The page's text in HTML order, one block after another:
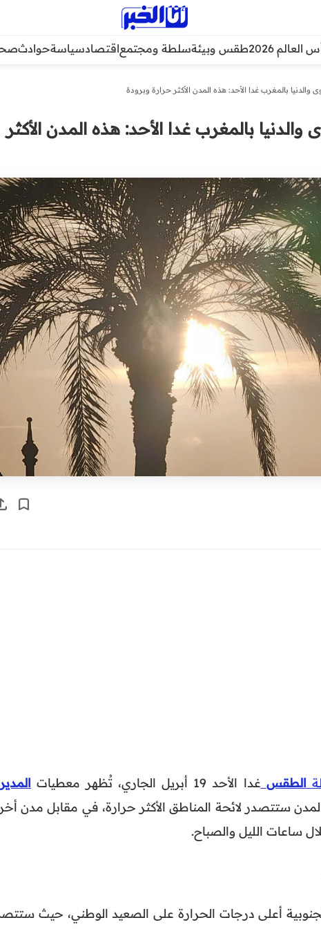
العالم 2026 طقس وبيئةسلطة ومجتمعاقتصادسياسةحوادث
والدنيا بالمغرب غدا الأحد: هذه المدن الأكثر حرارة وبرودة
بالمغرب غدا الأحد: هذه المدن الأكثر
الطقس غدا الأحد 19 أبريل الجاري، تُظهر معطيات
ستتصدر لائحة المناطق الأكثر حرارة، في مقابل مدن
ساعات الليل والصباح.
أعلى درجات الحرارة على الصعيد الوطني، حيث